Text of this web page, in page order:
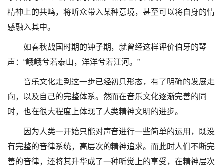
精神上的共鸣，将听众带入某种意境，甚至可以将自身的情
感融入其中。
如春秋战国时期的钟子期，就曾经这样评价伯牙的琴
声：“峨峨兮若泰山，洋洋兮若江河。”
音乐文化走到这一步已经初具形态，有了明确的发展走
向，以及自己的完整体系。然而在音乐文化逐渐完善的同
时，也在很大程度上体现了人类精神文明的进步。
因为人类一开始只能对声音进行一些简单的运用，既没
有完整的音律系统，高层次的精神追求。而此时人们不断完
善的音律，还将其升华成了一种听觉上的享受，在精神层次